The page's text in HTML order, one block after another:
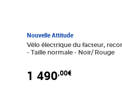
Nouvelle Attitude
Vélo électrique du facteur,
- Taille normale - Noir/ Rouge
1 490,00€